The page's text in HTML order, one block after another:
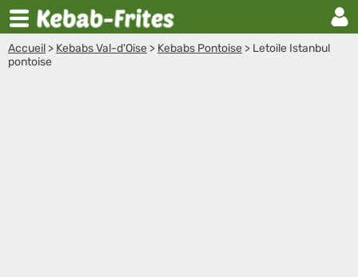
Accueil > Kebabs Val-d'Oise > Kebabs Pontoise > Letoile Istanbul
pontoise